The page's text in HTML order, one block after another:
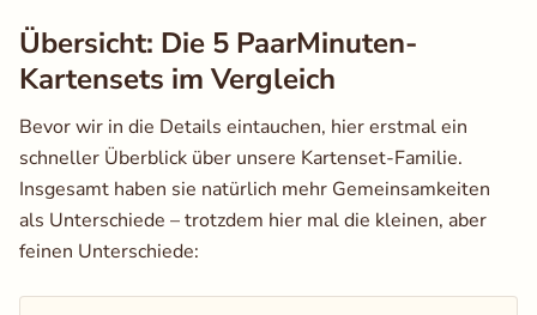
Übersicht: Die 5 PaarMinuten-
Kartensets im Vergleich
Bevor wir in die Details eintauchen, hier erstmal ein
schneller Überblick über unsere Kartenset-Familie.
Insgesamt haben sie natürlich mehr Gemeinsamkeiten
als Unterschiede – trotzdem hier mal die kleinen, aber
feinen Unterschiede: